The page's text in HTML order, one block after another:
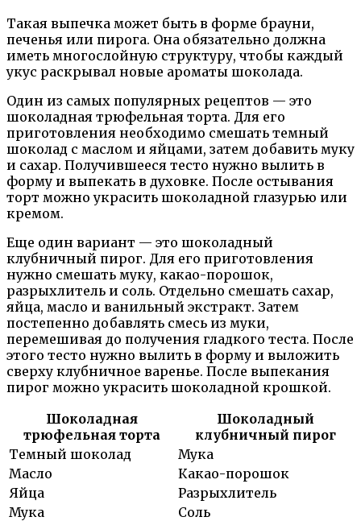
Такая выпечка может быть в форме брауни,
печенья или пирога. Она обязательно должна
иметь многослойную структуру, чтобы каждый
укус раскрывал новые ароматы шоколада.
Один из самых популярных рецептов — это
шоколадная трюфельная торта. Для его
приготовления необходимо смешать темный
шоколад с маслом и яйцами, затем добавить муку
и сахар. Получившееся тесто нужно вылить в
форму и выпекать в духовке. После остывания
торт можно украсить шоколадной глазурью или
кремом.
Еще один вариант — это шоколадный
клубничный пирог. Для его приготовления
нужно смешать муку, какао-порошок,
разрыхлитель и соль. Отдельно смешать сахар,
яйца, масло и ванильный экстракт. Затем
постепенно добавлять смесь из муки,
перемешивая до получения гладкого теста. После
этого тесто нужно вылить в форму и выложить
сверху клубничное варенье. После выпекания
пирог можно украсить шоколадной крошкой.
Шоколадная
трюфельная торта
Шоколадный
клубничный пирог
Темный шоколад
Мука
Масло
Какао-порошок
Яйца
Разрыхлитель
Мука
Соль